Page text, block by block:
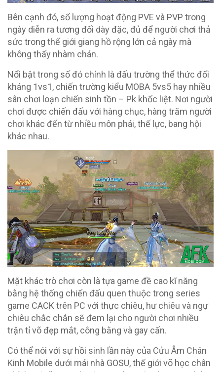
Bên cạnh đó, số lượng hoạt động PVE và PVP trong
ngày diễn ra tương đối dày đặc, đủ để người chơi thả
sức trong thế giới giang hồ rộng lớn cả ngày mà
không thấy nhàm chán.
Nổi bật trong số đó chính là đấu trường thể thức đối
kháng 1vs1, chiến trường kiểu MOBA 5vs5 hay nhiều
sân chơi loạn chiến sinh tồn – Pk khốc liệt. Nơi người
chơi được chiến đấu với hàng chục, hàng trăm người
chơi khác đến từ nhiều môn phái, thế lực, bang hội
khác nhau.
Mặt khác trò chơi còn là tựa game đề cao kĩ năng
bằng hệ thống chiến đấu quen thuộc trong series
game CACK trên PC với thực chiêu, hư chiêu và ngự
chiêu chắc chắn sẽ đem lại cho người chơi nhiều
trận tỉ võ đẹp mắt, công bằng và gay cấn.
Có thể nói với sự hồi sinh lần này của Cửu Âm Chân
Kinh Mobile dưới mái nhà GOSU, thế giới võ học chân